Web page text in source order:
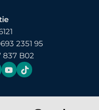
2351 95
837 B02